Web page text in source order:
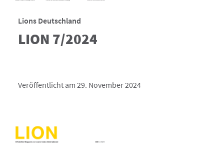
Lions Deutschland
LION 7/2024
Veröffentlicht am 29. November 2024